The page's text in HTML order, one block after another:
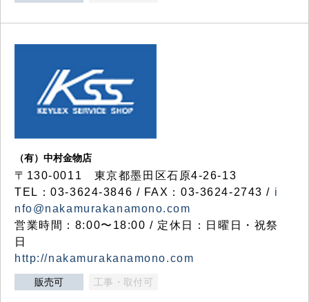
（有）中村金物店
〒130-0011 東京都墨田区石原4-26-13
TEL：03-3624-3846 / FAX：03-3624-2743 / i
nfo@nakamurakanamono.com
営業時間：8:00〜18:00 / 定休日：日曜日・祝祭
日
http://nakamurakanamono.com
販売可 工事・取付可